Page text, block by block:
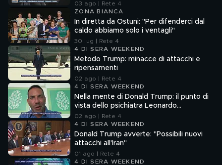
03 ago | Rete 4
ZONA BIANCA
In diretta da Ostuni: "Per difenderci dal
caldo abbiamo solo i ventagli"
30 lug | Rete 4
4 DI SERA WEEKEND
Metodo Trump: minacce di attacchi e
ripensamenti
02 ago | Rete 4
4 DI SERA WEEKEND
Nella mente di Donald Trump: il punto di
vista dello psichiatra Leonardo
Mendolicchio
02 ago | Rete 4
4 DI SERA WEEKEND
Donald Trump avverte: "Possibili nuovi
attacchi all'Iran"
01 ago | Rete 4
4 DI SERA WEEKEND